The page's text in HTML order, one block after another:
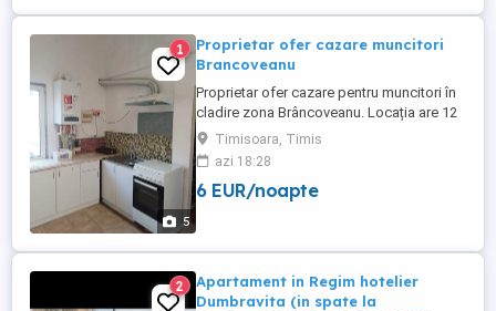
5
1
Proprietar ofer cazare muncitori
Brancoveanu
Proprietar ofer cazare pentru muncitori în
cladire zona Brâncoveanu. Locația are 12
paturi, 2 bucatarii,2 băi cu duşuri ,mașină
de spălat rufe.Spațiul este complet
amenajat si se pretează pentru cazare de
muncitori. Prețul este de 30 lei persoana
Timisoara, Timis
azi 18:28
6 EUR/noapte
2
Apartament in Regim hotelier
Dumbravita (in spate la